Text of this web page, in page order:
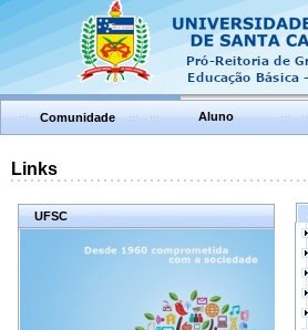
Comunidade Aluno
Links
UFSC